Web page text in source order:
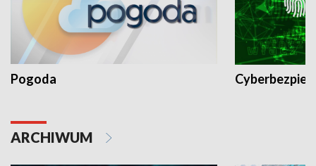
Pogoda
ARCHIWUM